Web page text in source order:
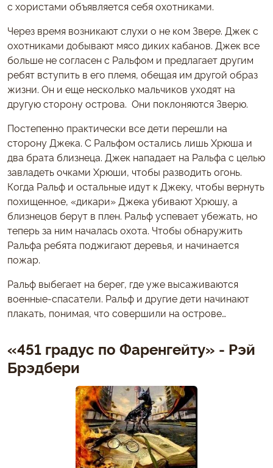
с хористами объявляется себя охотниками.
Через время возникают слухи о не ком Звере. Джек с
охотниками добывают мясо диких кабанов. Джек все
больше не согласен с Ральфом и предлагает другим
ребят вступить в его племя, обещая им другой образ
жизни. Он и еще несколько мальчиков уходят на
другую сторону острова. Они поклоняются Зверю.
Постепенно практически все дети перешли на
сторону Джека. С Ральфом остались лишь Хрюша и
два брата близнеца. Джек нападает на Ральфа с целью
завладеть очками Хрюши, чтобы разводить огонь.
Когда Ральф и остальные идут к Джеку, чтобы вернуть
похищенное, «дикари» Джека убивают Хрюшу, а
близнецов берут в плен. Ральф успевает убежать, но
теперь за ним началась охота. Чтобы обнаружить
Ральфа ребята поджигают деревья, и начинается
пожар.
Ральф выбегает на берег, где уже высаживаются
военные-спасатели. Ральф и другие дети начинают
плакать, понимая, что совершили на острове…
«451 градус по Фаренгейту» - Рэй
Брэдбери